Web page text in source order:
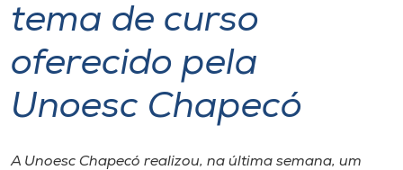
Atendimento ao Estudante
Portal de Ensino
tema de curso
oferecido pela
Unoesc Chapecó
A Unoesc Chapecó realizou, na última semana, um